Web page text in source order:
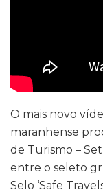
O mais novo
maranhense
de Turismo –
entre o seleto
Selo ‘Safe